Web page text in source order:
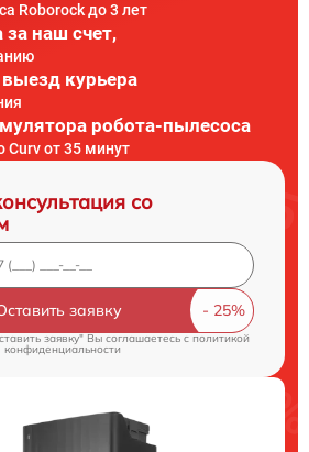
Roborock до 3 лет
за наш счет,
курьера
робота-пылесоса
Curv от 35 минут
со
заявку
заявку" Вы соглашаетесь cполитикой
конфиденциальности